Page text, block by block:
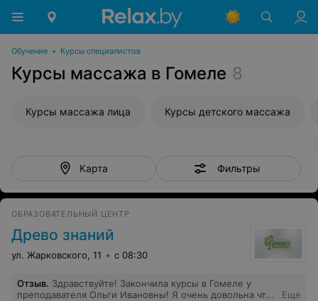
Обучение • Курсы специалистов
Курсы массажа в Гомеле 8
Курсы массажа лица Курсы детского массажа
Карта Фильтры
ОБРАЗОВАТЕЛЬНЫЙ ЦЕНТР
Древо знаний
ул. Жарковского, 11 с 08:30
Отзыв. Здравствуйте! Закончила курсы в Гомеле у
преподавателя Ольги Ивановны! Я очень довольна что
Еще